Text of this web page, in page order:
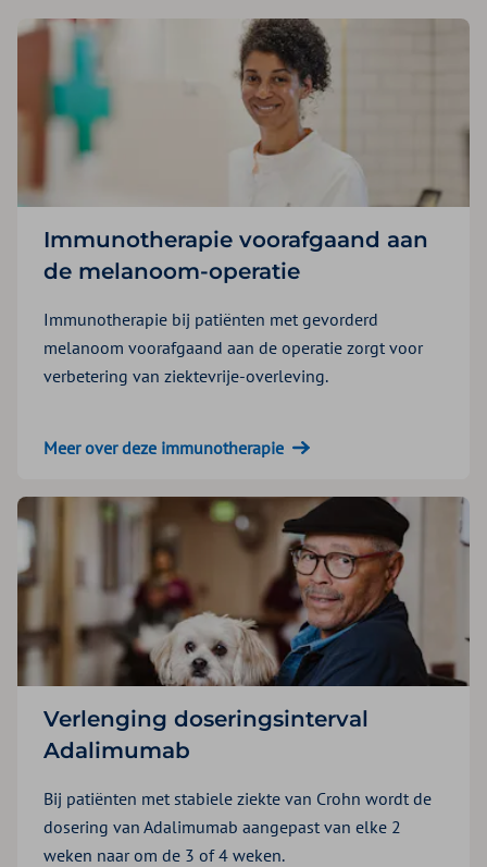
Immunotherapie voorafgaand aan
de melanoom-operatie
Immunotherapie bij patiënten met gevorderd
melanoom voorafgaand aan de operatie zorgt voor
verbetering van ziektevrije-overleving.
Meer over deze immunotherapie
Verlenging doseringsinterval
Adalimumab
Bij patiënten met stabiele ziekte van Crohn wordt de
dosering van Adalimumab aangepast van elke 2
weken naar om de 3 of 4 weken.